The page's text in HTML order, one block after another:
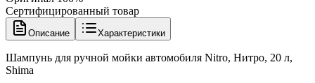
Сертифицированный товар
Описание Характеристики
Шампунь для ручной мойки автомобиля Nitro, Нитро, 20 л,
Shima